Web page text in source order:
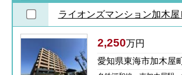
ライオンズマンション加木屋
2,250万円
愛知県東海市加木屋